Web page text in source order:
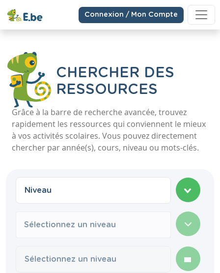
Connexion / Mon Compte
CHERCHER DES
RESSOURCES
Grâce à la barre de recherche avancée, trouvez
rapidement les ressources qui conviennent le mieux
à vos activités scolaires. Vous pouvez directement
chercher par année(s), cours, niveau ou mots-clés.
Sélectionnez un niveau